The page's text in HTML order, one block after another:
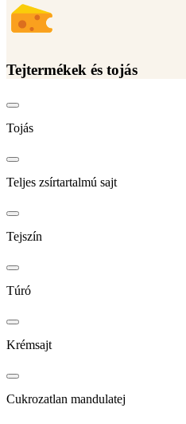
Tejtermékek és tojás
Tojás
Teljes zsírtartalmú sajt
Tejszín
Túró
Krémsajt
Cukrozatlan mandulatej